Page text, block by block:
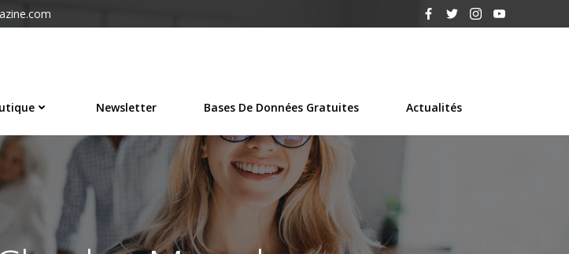
Newsletter Bases De Données Gratuites Actualités